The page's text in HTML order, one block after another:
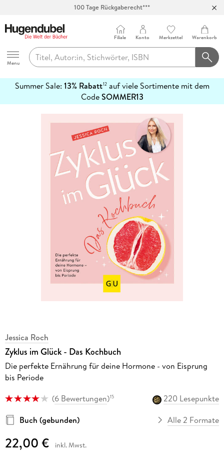
100 Tage Rückgaberecht***
Hugendubel
Menu
Filiale Konto Merkzettel Warenkorb
Summer Sale: 13% Rabatt12auf viele Sortimente mit dem
CodeSOMMER13
erfahren
Jessica Roch
Zyklus im Glück - Das Kochbuch
Die perfekte Ernährung für deine Hormone - von Eisprung
bis Periode
(6 Bewertungen)15
220 Lesepunkte
Buch (gebunden)
Alle 2 Formate
22,00 € inkl. Mwst.